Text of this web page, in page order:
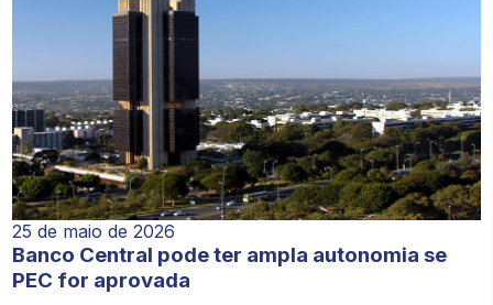
25 de maio de 2026
Banco Central pode ter ampla autonomia se
PEC for aprovada